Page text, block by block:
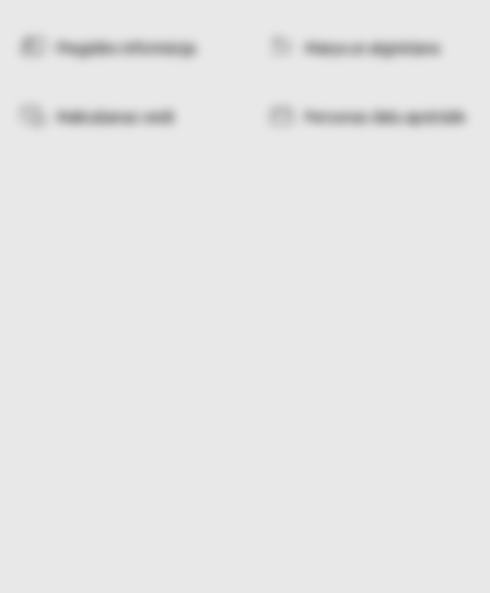
Piegādes informācija Maiņa un atgriešana
Maksāšanas veidi Personas datu apstrāde